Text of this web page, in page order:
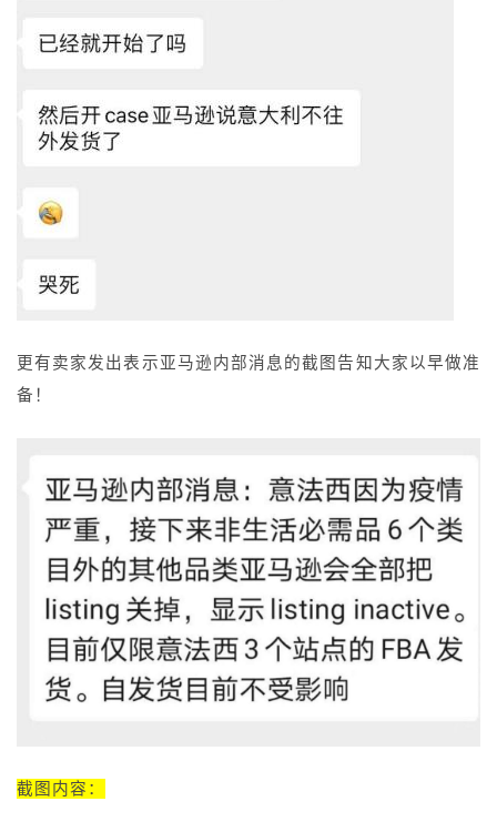
更有卖家发出表示亚马逊内部消息的截图告知大家以早做准
备！
截图内容：